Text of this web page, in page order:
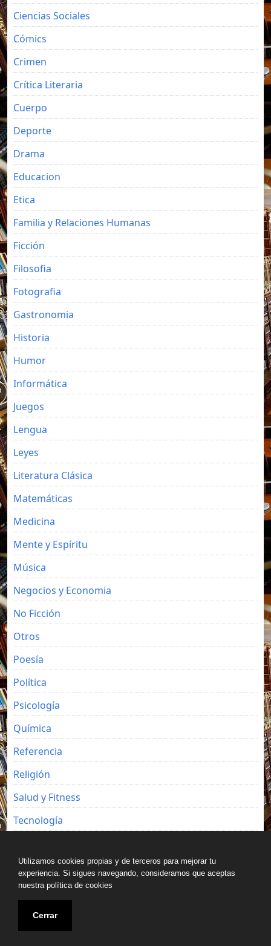
Ciencias Sociales
Cómics
Crimen
Crítica Literaria
Cuerpo
Deporte
Drama
Educacion
Etica
Familia y Relaciones Humanas
Ficción
Filosofia
Fotografia
Gastronomia
Historia
Humor
Informática
Juegos
Lengua
Leyes
Literatura Clásica
Matemáticas
Medicina
Mente y Espíritu
Música
Negocios y Economia
No Ficción
Otros
Poesía
Política
Psicología
Química
Referencia
Religión
Salud y Fitness
Tecnología
Utilizamos cookies propias y de terceros para mejorar tu
experiencia. Si sigues navegando, consideramos que aceptas
nuestra política de cookies
Cerrar